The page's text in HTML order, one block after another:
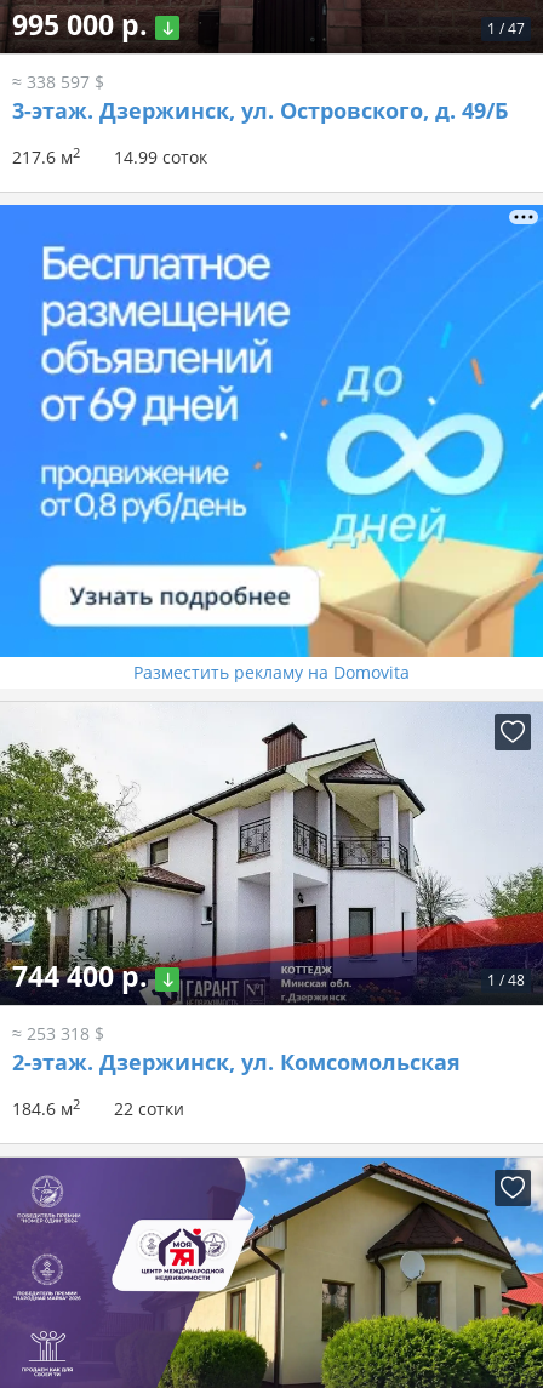
1 /47
995 000 р.
≈ 338 597 $
3-этаж. Дзержинск, ул. Островского, д. 49/Б
217.6 м2 14.99 соток
Разместить рекламу на Domovita
1 /48
744 400 р.
≈ 253 318 $
2-этаж. Дзержинск, ул. Комсомольская
184.6 м2 22 сотки